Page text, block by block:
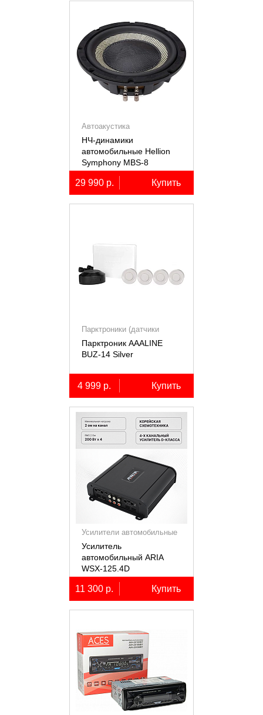
Автоакустика
НЧ-динамики
автомобильные Hellion
Symphony MBS-8
29 990 р. Купить
Парктроники (датчики
парковки)
Парктроник AAALINE
BUZ-14 Silver
4 999 р. Купить
Усилители автомобильные
Усилитель
автомобильный ARIA
WSX-125.4D
четырёхканальный,
4х125Вт (4Ом)
11 300 р. Купить